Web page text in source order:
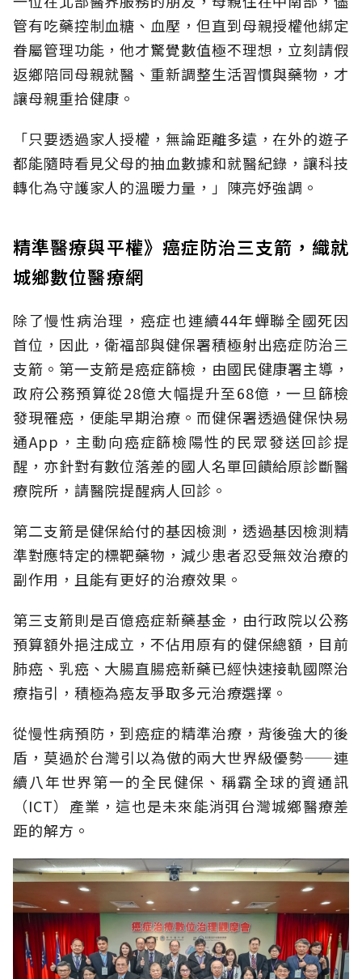
管有吃藥控制血糖、血壓，但直到母親授權他綁定
眷屬管理功能，他才驚覺數值極不理想，立刻請假
返鄉陪同母親就醫、重新調整生活習慣與藥物，才
讓母親重拾健康。
「只要透過家人授權，無論距離多遠，在外的遊子
都能隨時看見父母的抽血數據和就醫紀錄，讓科技
轉化為守護家人的溫暖力量，」陳亮妤強調。
精準醫療與平權》癌症防治三支箭，織就
城鄉數位醫療網
除了慢性病治理，癌症也連續44年蟬聯全國死因
首位，因此，衛福部與健保署積極射出癌症防治三
支箭。第一支箭是癌症篩檢，由國民健康署主導，
政府公務預算從28億大幅提升至68億，一旦篩檢
發現罹癌，便能早期治療。而健保署透過健保快易
通App，主動向癌症篩檢陽性的民眾發送回診提
醒，亦針對有數位落差的國人名單回饋給原診斷醫
療院所，請醫院提醒病人回診。
第二支箭是健保給付的基因檢測，透過基因檢測精
準對應特定的標靶藥物，減少患者忍受無效治療的
副作用，且能有更好的治療效果。
第三支箭則是百億癌症新藥基金，由行政院以公務
預算額外挹注成立，不佔用原有的健保總額，目前
肺癌、乳癌、大腸直腸癌新藥已經快速接軌國際治
療指引，積極為癌友爭取多元治療選擇。
從慢性病預防，到癌症的精準治療，背後強大的後
盾，莫過於台灣引以為傲的兩大世界級優勢——連
續八年世界第一的全民健保、稱霸全球的資通訊
（ICT）產業，這也是未來能消弭台灣城鄉醫療差
距的解方。